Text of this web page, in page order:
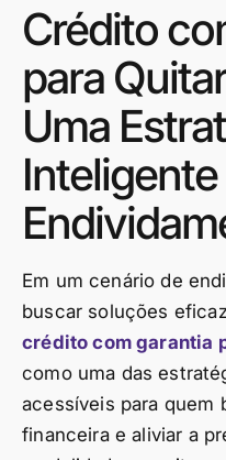
Crédito
para
Uma
Em um cenário de
buscar soluções
crédito com garantia
como uma das
acessíveis para quem
financeira e aliviar a